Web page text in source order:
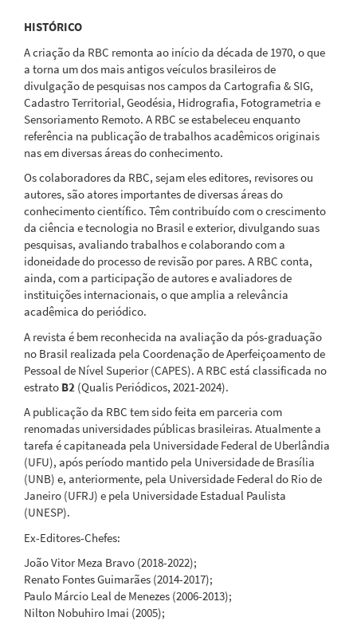
HISTÓRICO
A criação da RBC remonta ao início da década de 1970, o que
a torna um dos mais antigos veículos brasileiros de
divulgação de pesquisas nos campos da Cartografia & SIG,
Cadastro Territorial, Geodésia, Hidrografia, Fotogrametria e
Sensoriamento Remoto. A RBC se estabeleceu enquanto
referência na publicação de trabalhos acadêmicos originais
nas em diversas áreas do conhecimento.
Os colaboradores da RBC, sejam eles editores, revisores ou
autores, são atores importantes de diversas áreas do
conhecimento científico. Têm contribuído com o crescimento
da ciência e tecnologia no Brasil e exterior, divulgando suas
pesquisas, avaliando trabalhos e colaborando com a
idoneidade do processo de revisão por pares. A RBC conta,
ainda, com a participação de autores e avaliadores de
instituições internacionais, o que amplia a relevância
acadêmica do periódico.
A revista é bem reconhecida na avaliação da pós-graduação
no Brasil realizada pela Coordenação de Aperfeiçoamento de
Pessoal de Nível Superior (CAPES). A RBC está classificada no
estrato B2 (Qualis Periódicos, 2021-2024).
A publicação da RBC tem sido feita em parceria com
renomadas universidades públicas brasileiras. Atualmente a
tarefa é capitaneada pela Universidade Federal de Uberlândia
(UFU), após período mantido pela Universidade de Brasília
(UNB) e, anteriormente, pela Universidade Federal do Rio de
Janeiro (UFRJ) e pela Universidade Estadual Paulista
(UNESP).
Ex-Editores-Chefes:
João Vitor Meza Bravo (2018-2022);
Renato Fontes Guimarães (2014-2017);
Paulo Márcio Leal de Menezes (2006-2013);
Nilton Nobuhiro Imai (2005);